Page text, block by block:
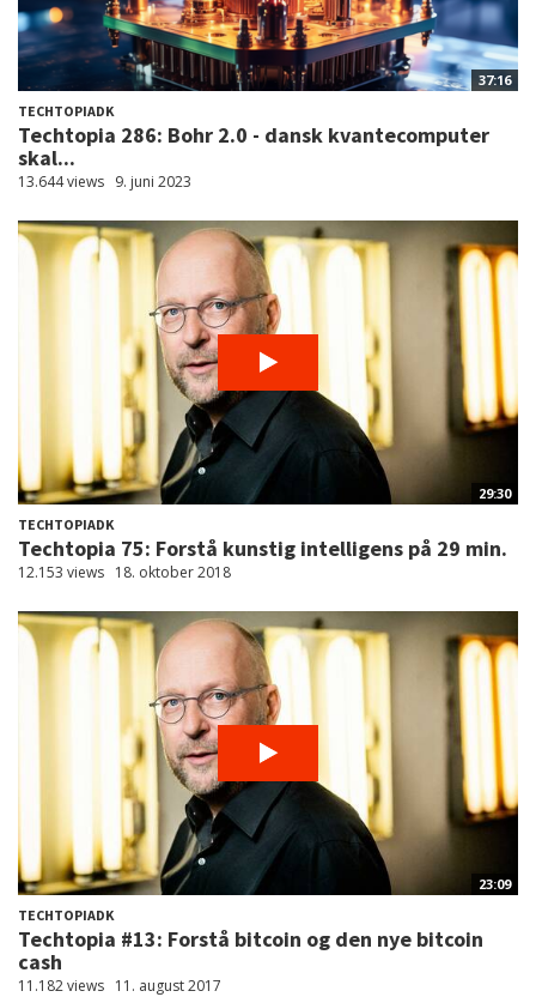
37:16
TECHTOPIADK
Techtopia 286: Bohr 2.0 - dansk kvantecomputer
skal...
13.644 views 9. juni 2023
29:30
TECHTOPIADK
Techtopia 75: Forstå kunstig intelligens på 29 min.
12.153 views 18. oktober 2018
23:09
TECHTOPIADK
Techtopia #13: Forstå bitcoin og den nye bitcoin
cash
11.182 views 11. august 2017